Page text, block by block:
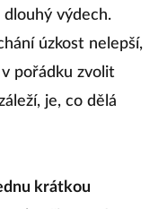
dlouhý výdech.
úzkost nelepší,
pořádku zvolit
je, co dělá
krátkou